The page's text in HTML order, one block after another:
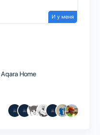
И у меня
Aqara Home